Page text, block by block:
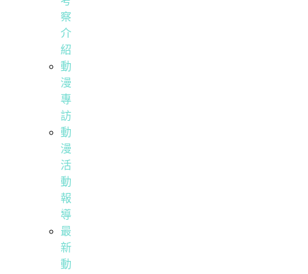
察
介
紹
動
漫
專
訪
動
漫
活
動
報
導
最
新
動